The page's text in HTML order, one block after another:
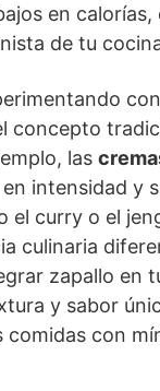
en calorías,
de tu
concepto
las
intensidad y
el curry o el
culinaria
zapallo en
y sabor
comidas con